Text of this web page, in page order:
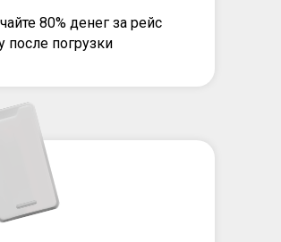
80% денег за рейс
после погрузки